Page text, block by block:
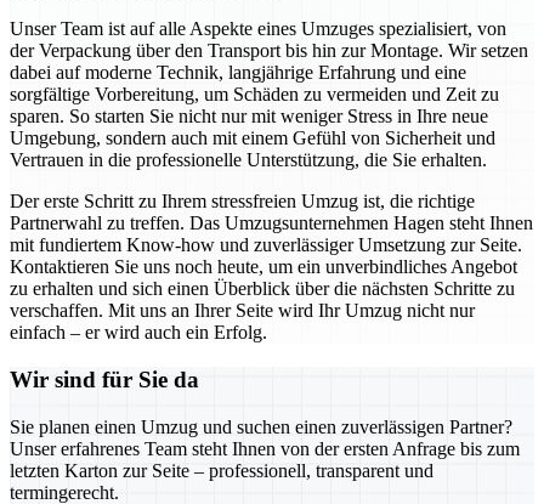
Unser Team ist auf alle Aspekte eines Umzuges spezialisiert, von
der Verpackung über den Transport bis hin zur Montage. Wir setzen
dabei auf moderne Technik, langjährige Erfahrung und eine
sorgfältige Vorbereitung, um Schäden zu vermeiden und Zeit zu
sparen. So starten Sie nicht nur mit weniger Stress in Ihre neue
Umgebung, sondern auch mit einem Gefühl von Sicherheit und
Vertrauen in die professionelle Unterstützung, die Sie erhalten.
Der erste Schritt zu Ihrem stressfreien Umzug ist, die richtige
Partnerwahl zu treffen. Das Umzugsunternehmen Hagen steht Ihnen
mit fundiertem Know-how und zuverlässiger Umsetzung zur Seite.
Kontaktieren Sie uns noch heute, um ein unverbindliches Angebot
zu erhalten und sich einen Überblick über die nächsten Schritte zu
verschaffen. Mit uns an Ihrer Seite wird Ihr Umzug nicht nur
einfach – er wird auch ein Erfolg.
Wir sind für Sie da
Sie planen einen Umzug und suchen einen zuverlässigen Partner?
Unser erfahrenes Team steht Ihnen von der ersten Anfrage bis zum
letzten Karton zur Seite – professionell, transparent und
termingerecht.